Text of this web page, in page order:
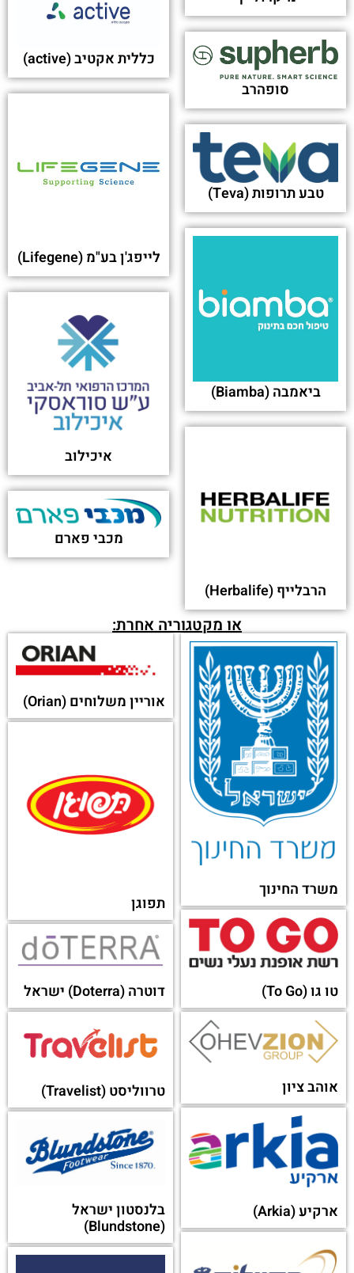
פורסם בתאריך 18-04-2024
במעמד רב רושם נחנכו משרדי מאוחדת בשכונת בית
ישראל לצד ישיבת מיר - כיכר השבת
פורסם בתאריך 18-03-2024
Modernization efforts help Israeli health care
provider extend legacy functionality - Deloitte
פורסם בתאריך 31-10-2022
Modernization efforts help Israeli health care
provider extend legacy functionality - Deloitte
פורסם בתאריך 31-10-2022
יש משהו שפספסת?
מחפש לקבל שירות לקוחות
מחברה אחרת?
מאותה קטגוריה:
מיקרולייף
כצט (CTS)
כללית אקטיב (active)
סופהרב
לייפג'ן בע"מ (Lifegene)
טבע תרופות (Teva)
ביאמבה (Biamba)
איכילוב